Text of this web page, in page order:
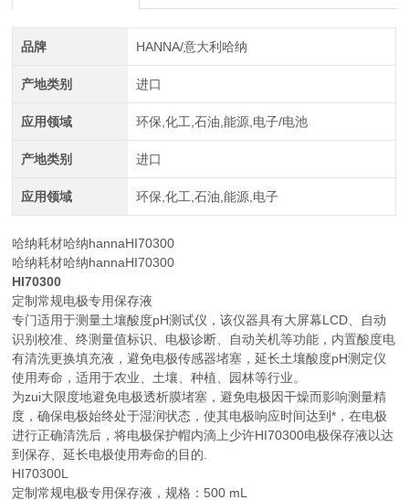
品牌 HANNA/意大利哈纳
产地类别 进口
应用领域 环保,化工,石油,能源,电子/电池
产地类别 进口
应用领域 环保,化工,石油,能源,电子
哈纳耗材哈纳hannaHI70300
哈纳耗材哈纳hannaHI70300
HI70300
定制常规电极专用保存液
专门适用于测量土壤酸度pH测试仪，该仪器具有大屏幕LCD、自动
识别校准、终测量值标识、电极诊断、自动关机等功能，内置酸度电
有清洗更换填充液，避免电极传感器堵塞，延长土壤酸度pH测定仪
使用寿命，适用于农业、土壤、种植、园林等行业。
为zui大限度地避免电极透析膜堵塞，避免电极因干燥而影响测量精
度，确保电极始终处于湿润状态，使其电极响应时间达到*，在电极
进行正确清洗后，将电极保护帽内滴上少许HI70300电极保存液以达
到保存、延长电极使用寿命的目的.
HI70300L
定制常规电极专用保存液，规格：500 mL